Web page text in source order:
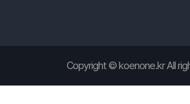
Copyright ©koenone.krAll